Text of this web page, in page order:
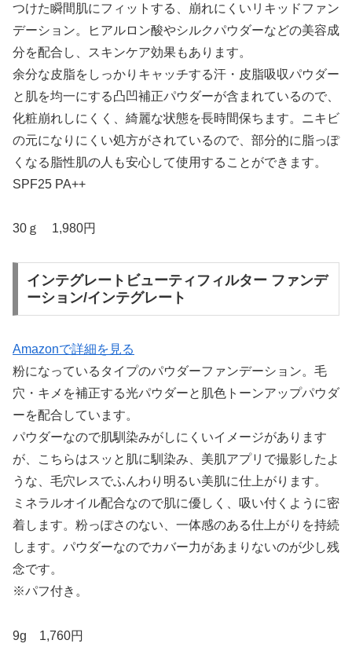
つけた瞬間肌にフィットする、崩れにくいリキッドファン
デーション。ヒアルロン酸やシルクパウダーなどの美容成
分を配合し、スキンケア効果もあります。
余分な皮脂をしっかりキャッチする汗・皮脂吸収パウダー
と肌を均一にする凸凹補正パウダーが含まれているので、
化粧崩れしにくく、綺麗な状態を長時間保ちます。ニキビ
の元になりにくい処方がされているので、部分的に脂っぽ
くなる脂性肌の人も安心して使用することができます。
SPF25 PA++
30ｇ 1,980円
インテグレートビューティフィルター ファンデ
ーション/インテグレート
Amazonで詳細を見る
粉になっているタイプのパウダーファンデーション。毛
穴・キメを補正する光パウダーと肌色トーンアップパウダ
ーを配合しています。
パウダーなので肌馴染みがしにくいイメージがあります
が、こちらはスッと肌に馴染み、美肌アプリで撮影したよ
うな、毛穴レスでふんわり明るい美肌に仕上がります。
ミネラルオイル配合なので肌に優しく、吸い付くように密
着します。粉っぽさのない、一体感のある仕上がりを持続
します。パウダーなのでカバー力があまりないのが少し残
念です。
※パフ付き。
9g 1,760円